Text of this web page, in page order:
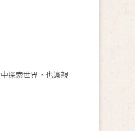
探索世界，也讓親